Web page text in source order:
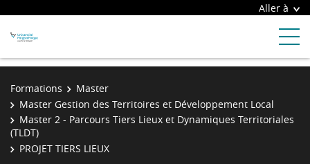
Aller à
Formations
Master
Master Gestion des Territoires et Développement Local
Master 2 - Parcours Tiers Lieux et Dynamiques Territoriales
(TLDT)
PROJET TIERS LIEUX